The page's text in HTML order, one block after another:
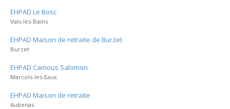
EHPAD Le Bosc
Vals-les-Bains
EHPAD Maison de retraite de Burzet
Burzet
EHPAD Camous Salomon
Marcols-les-Eaux
EHPAD Maison de retraite
Aubenas